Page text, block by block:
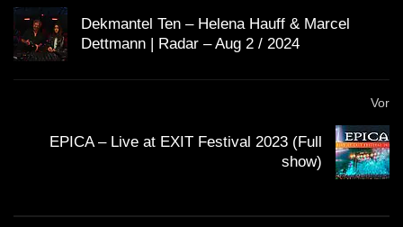
Sein Verständnis für die Musik und die Menschen, die
Künstler. Er fühlt, was das Publikum braucht, und bringt
es dazu, sich gemeinsam in eine musikalische Ekstase
zu begeben.
FAQs
Dekmantel Ten – Helena Hauff & Marcel
Dettmann | Radar – Aug 2 / 2024
Vor
EPICA – Live at EXIT Festival 2023 (Full
show)